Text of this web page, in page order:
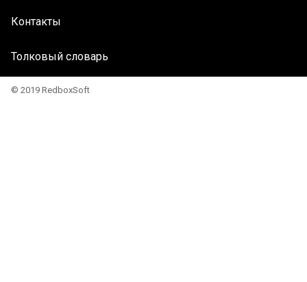
Контакты
Толковый словарь
© 2019 RedboxSoft